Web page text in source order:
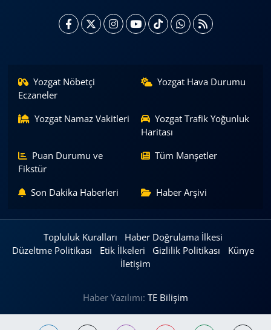
Yozgat Nöbetçi
Eczaneler
Yozgat Hava Durumu
Yozgat Namaz Vakitleri
Yozgat Trafik Yoğunluk
Haritası
Puan Durumu ve
Fikstür
Tüm Manşetler
Son Dakika Haberleri Haber Arşivi
Topluluk Kuralları
Haber Doğrulama İlkesi
Düzeltme Politikası
Etik İlkeleri Gizlilik Politikası
Künye
İletişim
Haber Yazılımı: TE Bilişim